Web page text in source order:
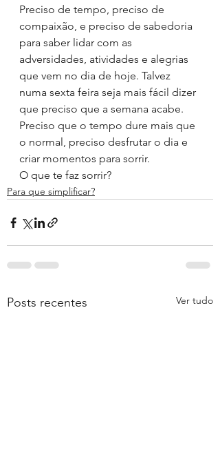
Preciso de tempo, preciso de
compaixão, e preciso de sabedoria
para saber lidar com as
adversidades, atividades e alegrias
que vem no dia de hoje. Talvez
numa sexta feira seja mais fácil dizer
que preciso que a semana acabe.
Preciso que o tempo dure mais que
o normal, preciso desfrutar o dia e
criar momentos para sorrir.
O que te faz sorrir?
Para que simplificar?
Posts recentes Ver tudo